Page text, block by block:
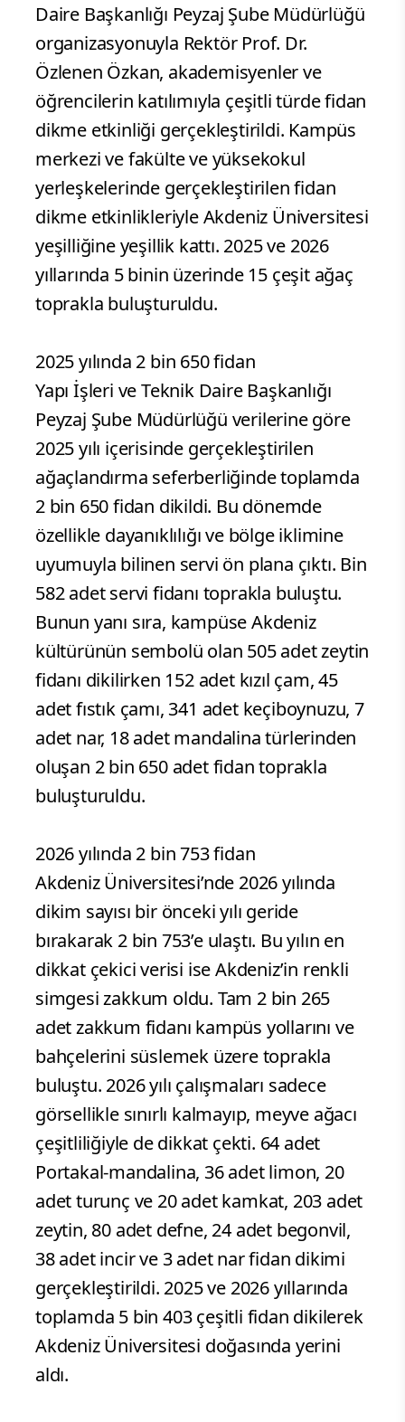
Daire Başkanlığı Peyzaj Şube Müdürlüğü
organizasyonuyla Rektör Prof. Dr.
Özlenen Özkan, akademisyenler ve
öğrencilerin katılımıyla çeşitli türde fidan
dikme etkinliği gerçekleştirildi. Kampüs
merkezi ve fakülte ve yüksekokul
yerleşkelerinde gerçekleştirilen fidan
dikme etkinlikleriyle Akdeniz Üniversitesi
yeşilliğine yeşillik kattı. 2025 ve 2026
yıllarında 5 binin üzerinde 15 çeşit ağaç
toprakla buluşturuldu.
2025 yılında 2 bin 650 fidan
Yapı İşleri ve Teknik Daire Başkanlığı
Peyzaj Şube Müdürlüğü verilerine göre
2025 yılı içerisinde gerçekleştirilen
ağaçlandırma seferberliğinde toplamda
2 bin 650 fidan dikildi. Bu dönemde
özellikle dayanıklılığı ve bölge iklimine
uyumuyla bilinen servi ön plana çıktı. Bin
582 adet servi fidanı toprakla buluştu.
Bunun yanı sıra, kampüse Akdeniz
kültürünün sembolü olan 505 adet zeytin
fidanı dikilirken 152 adet kızıl çam, 45
adet fıstık çamı, 341 adet keçiboynuzu, 7
adet nar, 18 adet mandalina türlerinden
oluşan 2 bin 650 adet fidan toprakla
buluşturuldu.
2026 yılında 2 bin 753 fidan
Akdeniz Üniversitesi’nde 2026 yılında
dikim sayısı bir önceki yılı geride
bırakarak 2 bin 753’e ulaştı. Bu yılın en
dikkat çekici verisi ise Akdeniz’in renkli
simgesi zakkum oldu. Tam 2 bin 265
adet zakkum fidanı kampüs yollarını ve
bahçelerini süslemek üzere toprakla
buluştu. 2026 yılı çalışmaları sadece
görsellikle sınırlı kalmayıp, meyve ağacı
çeşitliliğiyle de dikkat çekti. 64 adet
Portakal-mandalina, 36 adet limon, 20
adet turunç ve 20 adet kamkat, 203 adet
zeytin, 80 adet defne, 24 adet begonvil,
38 adet incir ve 3 adet nar fidan dikimi
gerçekleştirildi. 2025 ve 2026 yıllarında
toplamda 5 bin 403 çeşitli fidan dikilerek
Akdeniz Üniversitesi doğasında yerini
aldı.